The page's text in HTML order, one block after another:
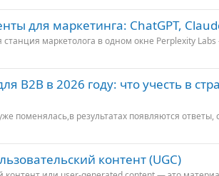
для маркетинга: ChatGPT,
станция маркетолога в одном окне Perplexity
B2B в 2026 году: что учесть в
поменялась,в результатах появляются
контент (UGC)